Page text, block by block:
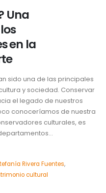
Una
en la
sido una de las principales
y sociedad. Conservar
el legado de nuestros
conoceríamos de nuestra
culturales, es
Rivera Fuentes,
cultural